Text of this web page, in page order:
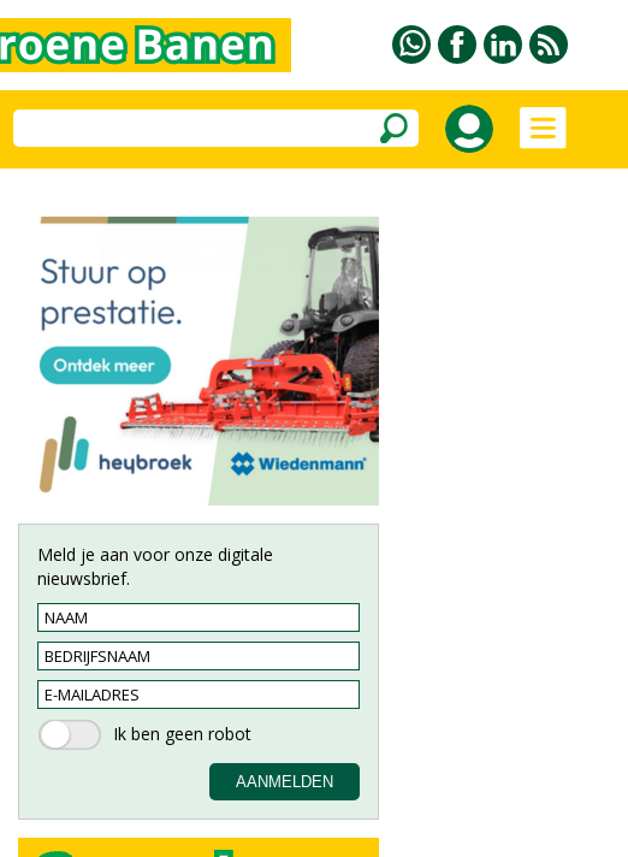
Meld je aan voor onze digitale
nieuwsbrief.